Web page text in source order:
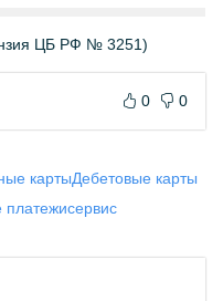
ЦБ РФ № 3251)
0 0
картыДебетовые карты
платежисервис